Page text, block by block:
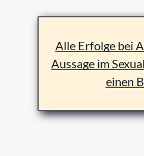
Alle Erfolge bei
Aussage im
einen